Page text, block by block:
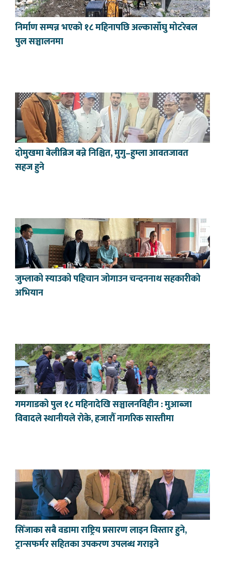
निर्माण सम्पन्न भएको १८ महिनापछि अल्कासाँघु मोटरेबल
पुल सञ्चालनमा
दोमुखमा बेलीब्रिज बन्ने निश्चित, मुगु–हुम्ला आवतजावत
सहज हुने
जुम्लाको स्याउको पहिचान जोगाउन चन्दननाथ सहकारीको
अभियान
गमगाडको पुल १८ महिनादेखि सञ्चालनविहीन : मुआब्जा
विवादले स्थानीयले रोके, हजारौँ नागरिक सास्तीमा
सिँजाका सबै वडामा राष्ट्रिय प्रसारण लाइन विस्तार हुने,
ट्रान्सफर्मर सहितका उपकरण उपलब्ध गराइने